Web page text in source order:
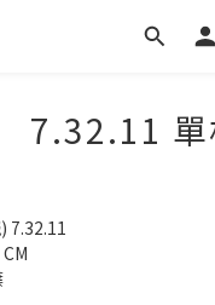
7.32.11
7.32.11